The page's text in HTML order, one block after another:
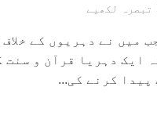
تبصرہ لکھیے
میں نے دہریوں کے
ایک دہریا قرآن و
پیدا کرنے کی...